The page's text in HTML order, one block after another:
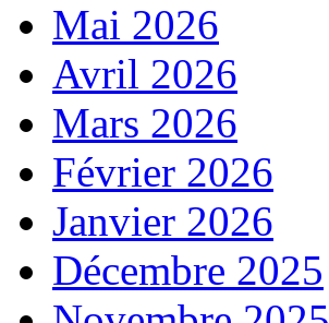
Mai 2026
Avril 2026
Mars 2026
Février 2026
Janvier 2026
Décembre 2025